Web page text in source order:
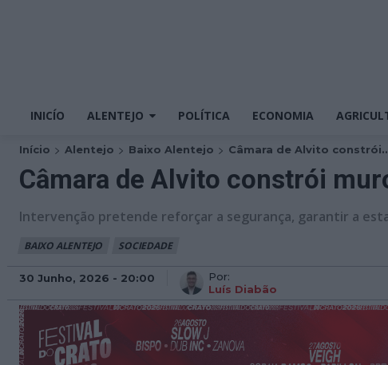
INICÍO ALENTEJO POLÍTICA ECONOMIA
Início Alentejo Baixo Alentejo Câmara de Alvito
Câmara de Alvito constrói
Intervenção pretende reforçar a segurança, garantir a
BAIXO ALENTEJO SOCIEDADE
30 Junho, 2026 - 20:00
Por:
Luís Diabão